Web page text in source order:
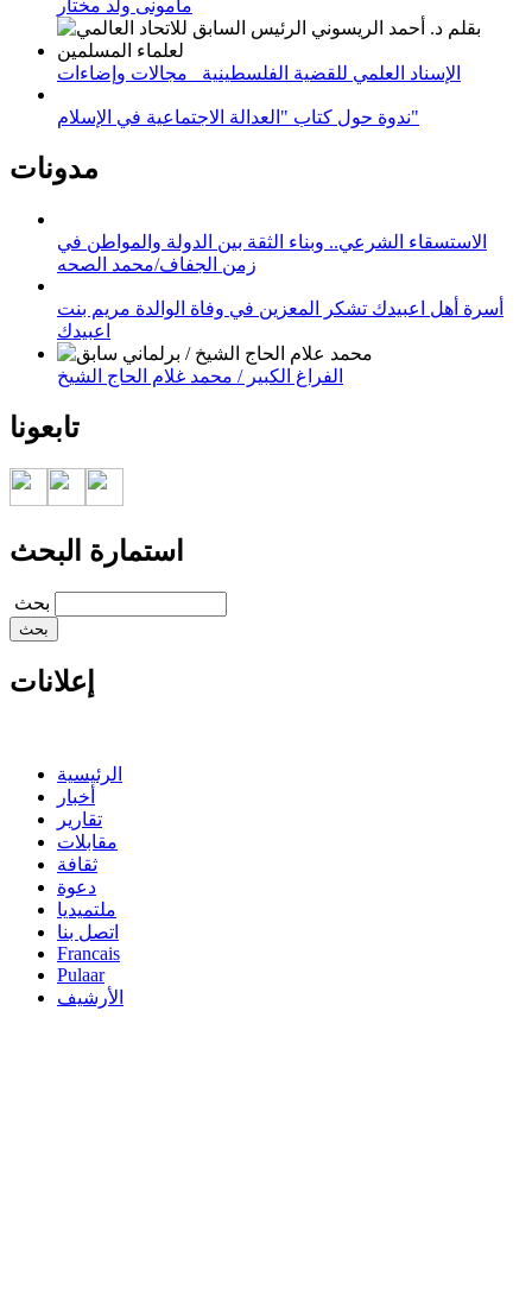
مامونى ولد مختار
الإسناد العلمي للقضية الفلسطينية_ مجالات وإضاءات
ندوة حول كتاب "العدالة الاجتماعية في الإسلام"
مدونات
الاستسقاء الشرعي.. وبناء الثقة بين الدولة والمواطن في
زمن الجفاف/محمد الصحه
أسرة أهل اعبيدك تشكر المعزين في وفاة الوالدة مريم بنت
اعبيدك
الفراغ الكبير / محمد غلام الحاج الشيخ
تابعونا
استمارة البحث
‏بحث ‏
إعلانات
الرئيسية
أخبار
تقارير
مقابلات
ثقافة
دعوة
ملتميديا
اتصل بنا
Francais
Pulaar
الأرشيف